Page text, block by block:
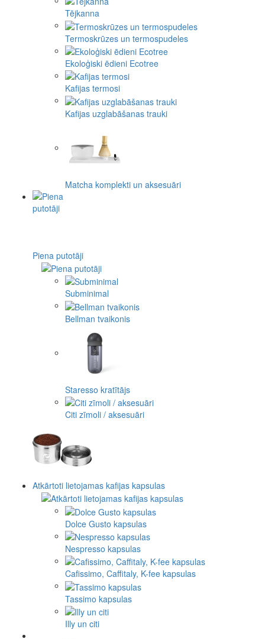
Tējkanna
Termoskrūzes un termospudeles
Ekoloģiski ēdieni Ecotree
Kafijas termosi
Kafijas uzglabāšanas trauki
Matcha komplekti un aksesuāri
Piena putotāji
Subminimal
Bellman tvaikonis
Staresso kratītājs
Citi zīmoli / aksesuāri
Atkārtoti lietojamas kafijas kapsulas
Dolce Gusto kapsulas
Nespresso kapsulas
Cafissimo, Caffitaly, K-fee kapsulas
Tassimo kapsulas
Illy un citi